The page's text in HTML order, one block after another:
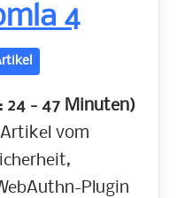
4
24 - 47 Minuten)
vom
Plugin